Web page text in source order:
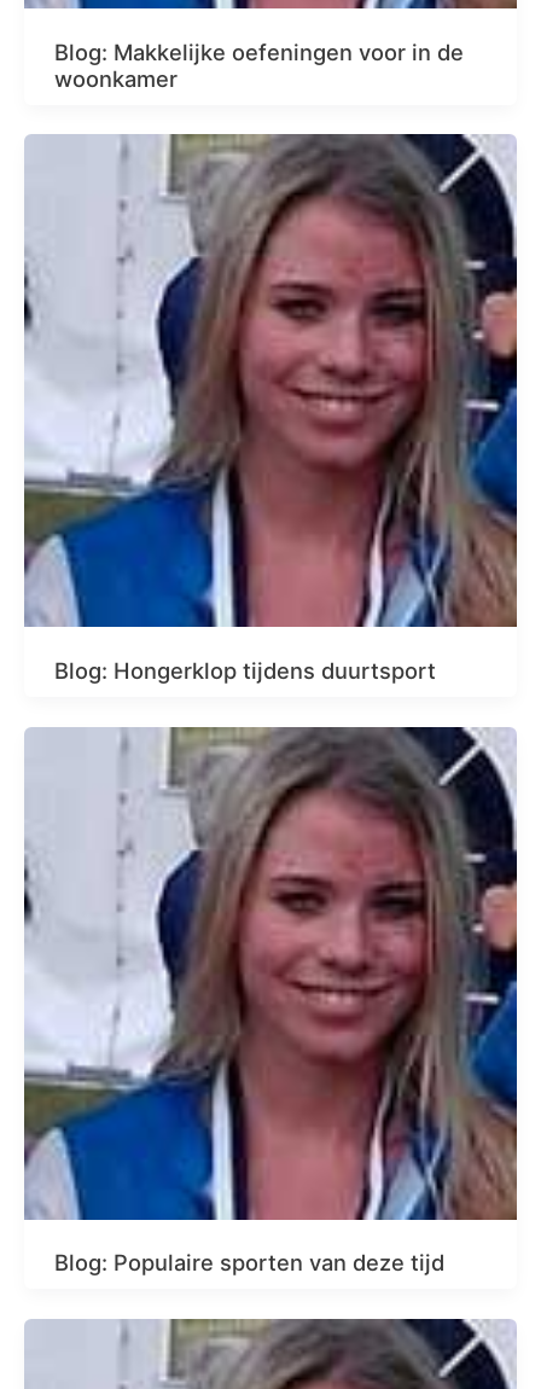
Blog: Makkelijke oefeningen voor in de
woonkamer
Blog: Hongerklop tijdens duurtsport
Blog: Populaire sporten van deze tijd